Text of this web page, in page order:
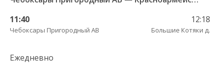
11:40
Чебоксары Пригородный АВ
12:18
Большие Котяки д.
Ежедневно